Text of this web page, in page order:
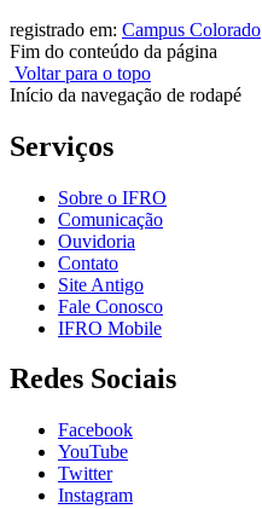
registrado em: Campus Colorado
Fim do conteúdo da página
Voltar para o topo
Início da navegação de rodapé
Serviços
Sobre o IFRO
Comunicação
Ouvidoria
Contato
Site Antigo
Fale Conosco
IFRO Mobile
Redes Sociais
Facebook
YouTube
Twitter
Instagram